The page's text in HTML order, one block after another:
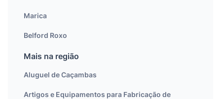
Marica
Belford Roxo
Mais na região
Aluguel de Caçambas
Artigos e Equipamentos para Fabricação de